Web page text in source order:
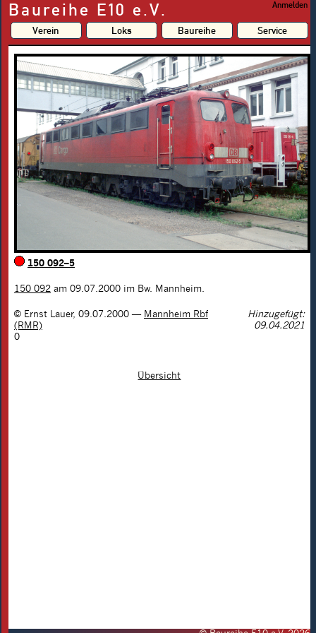
Baureihe E10 e.V. Anmelden
Verein Loks Baureihe Service
150 092–5
150 092 am 09.07.2000 im Bw. Mannheim.
© Ernst Lauer, 09.07.2000 — Mannheim Rbf
(RMR)
Hinzugefügt:
09.04.2021
0
Übersicht